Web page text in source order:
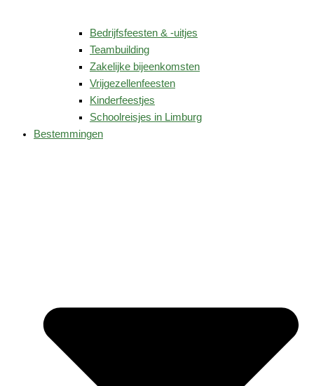
Bedrijfsfeesten & -uitjes
Teambuilding
Zakelijke bijeenkomsten
Vrijgezellenfeesten
Kinderfeestjes
Schoolreisjes in Limburg
Bestemmingen